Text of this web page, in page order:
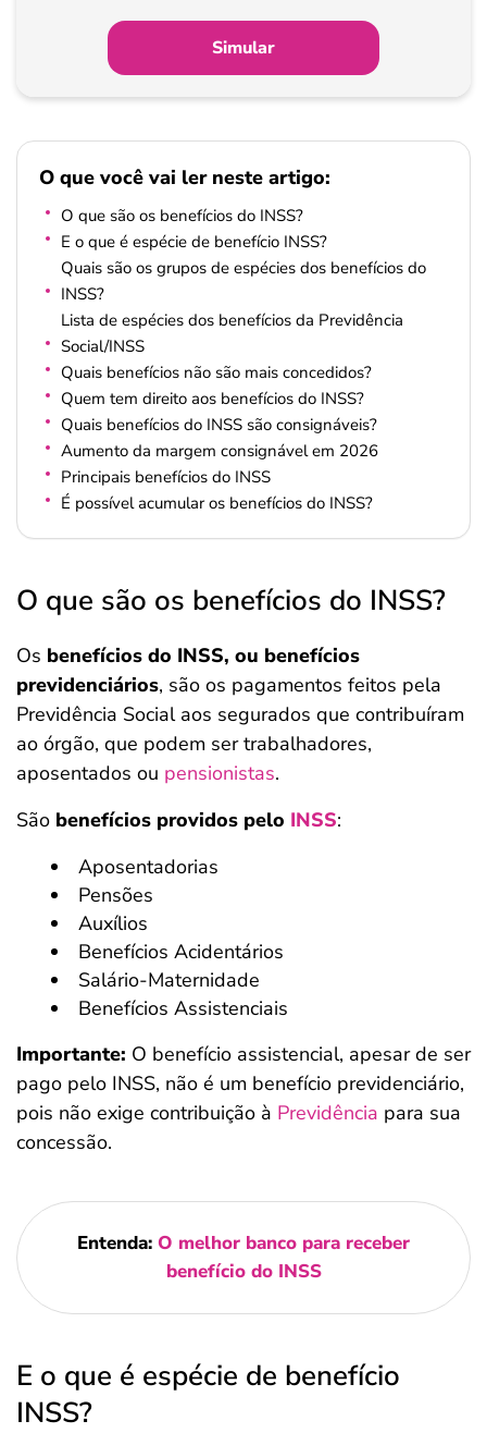
Simular
O que você vai ler neste artigo:
O que são os benefícios do INSS?
E o que é espécie de benefício INSS?
Quais são os grupos de espécies dos benefícios do
INSS?
Lista de espécies dos benefícios da Previdência
Social/INSS
Quais benefícios não são mais concedidos?
Quem tem direito aos benefícios do INSS?
Quais benefícios do INSS são consignáveis?
Aumento da margem consignável em 2026
Principais benefícios do INSS
É possível acumular os benefícios do INSS?
O que são os benefícios do INSS?
Os benefícios do INSS, ou benefícios
previdenciários, são os pagamentos feitos pela
Previdência Social aos segurados que contribuíram
ao órgão, que podem ser trabalhadores,
aposentados ou pensionistas.
São benefícios providos pelo INSS:
Aposentadorias
Pensões
Auxílios
Benefícios Acidentários
Salário-Maternidade
Benefícios Assistenciais
Importante: O benefício assistencial, apesar de ser
pago pelo INSS, não é um benefício previdenciário,
pois não exige contribuição à Previdência para sua
concessão.
Entenda: O melhor banco para receber
benefício do INSS
E o que é espécie de benefício
INSS?